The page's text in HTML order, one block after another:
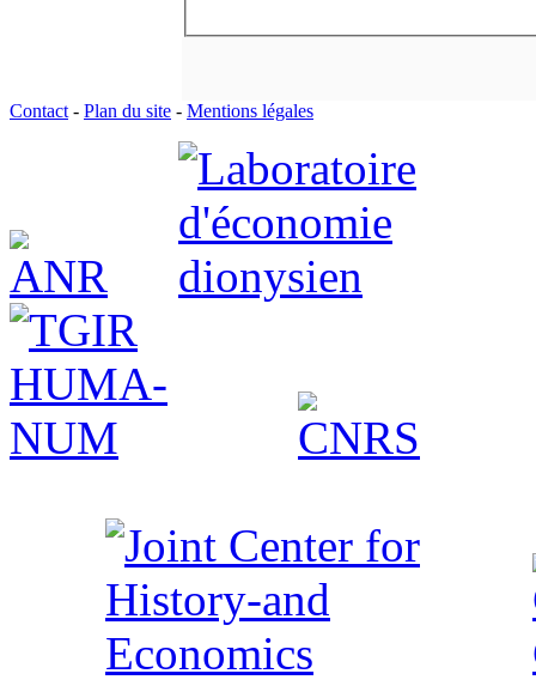
Contact - Plan du site - Mentions légales